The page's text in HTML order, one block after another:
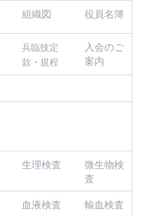
組織図 役員名簿
兵臨技定
款・規程
入会のご
案内
生理検査
微生物検
査
血液検査
輸血検査